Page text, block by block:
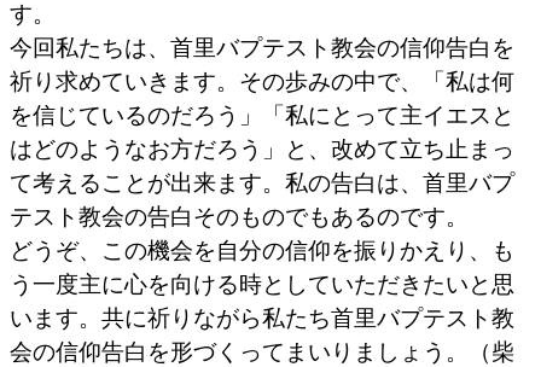
す。
今回私たちは、首里バプテスト教会の信仰告白を
祈り求めていきます。その歩みの中で、「私は何
を信じているのだろう」「私にとって主イエスと
はどのようなお方だろう」と、改めて立ち止まっ
て考えることが出来ます。私の告白は、首里バプ
テスト教会の告白そのものでもあるのです。
どうぞ、この機会を自分の信仰を振りかえり、も
う一度主に心を向ける時としていただきたいと思
います。共に祈りながら私たち首里バプテスト教
会の信仰告白を形づくってまいりましょう。（柴